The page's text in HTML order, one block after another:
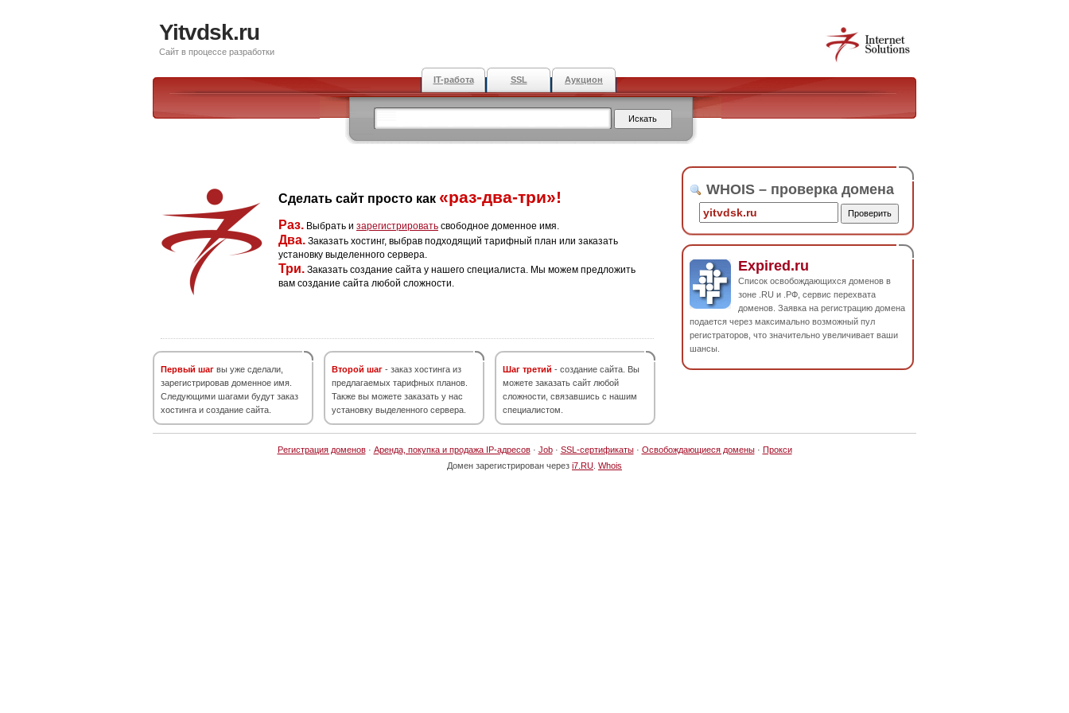
Yitvdsk.ru
Сайт в процессе разработки
IT-работа SSL Аукцион
Сделать сайт просто как «раз-два-три»!
Раз. Выбрать и зарегистрировать свободное доменное имя.
Два. Заказать хостинг, выбрав подходящий тарифный план или заказать
установку выделенного сервера.
Три. Заказать создание сайта у нашего специалиста. Мы можем предложить
вам создание сайта любой сложности.
Первый шаг вы уже сделали,
зарегистрировав доменное имя.
Следующими шагами будут заказ
хостинга и создание сайта.
Второй шаг - заказ хостинга из
предлагаемых тарифных планов.
Также вы можете заказать у нас
установку выделенного сервера.
Шаг третий - создание сайта. Вы
можете заказать сайт любой
сложности, связавшись с нашим
специалистом.
WHOIS – проверка домена
Expired.ru
Список освобождающихся доменов в
зоне .RU и .РФ, сервис перехвата
доменов. Заявка на регистрацию домена
подается через максимально возможный пул
регистраторов, что значительно увеличивает ваши
шансы.
Регистрация доменов· Аренда, покупка и продажа IP-адресов· Job· SSL-сертификаты· Освобождающиеся домены· Прокси
Домен зарегистрирован через i7.RU Whois